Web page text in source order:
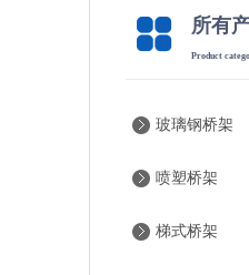
所有
Product
玻璃钢桥架
喷塑桥架
梯式桥架